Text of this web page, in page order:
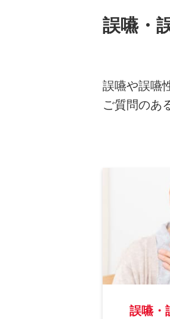
誤嚥・
誤嚥や誤嚥
ご質問のあ
誤嚥・